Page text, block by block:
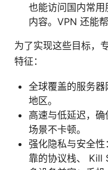
也能访问国内常
内容。VPN 还能
为了实现这些目标，
特征：
全球覆盖的服务
地区。
高速与低延迟，
场景不卡顿。
强化隐私与安全
靠的协议栈、 Kill